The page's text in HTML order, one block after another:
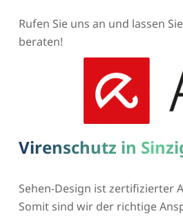
Rufen Sie uns an und lassen
beraten!
Virenschutz in
Sehen-Design ist zertifizierter
Somit sind wir der richtige